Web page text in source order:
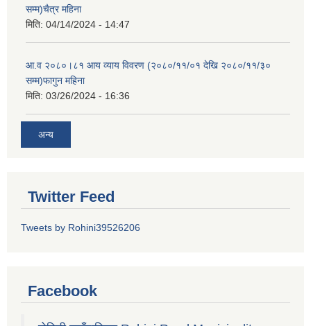
सम्म)चैत्र महिना
मिति: 04/14/2024 - 14:47
आ.व २०८०।८१ आय व्याय विवरण (२०८०/११/०१ देखि २०८०/११/३०
सम्म)फागुन महिना
मिति: 03/26/2024 - 16:36
अन्य
Twitter Feed
Tweets by Rohini39526206
Facebook